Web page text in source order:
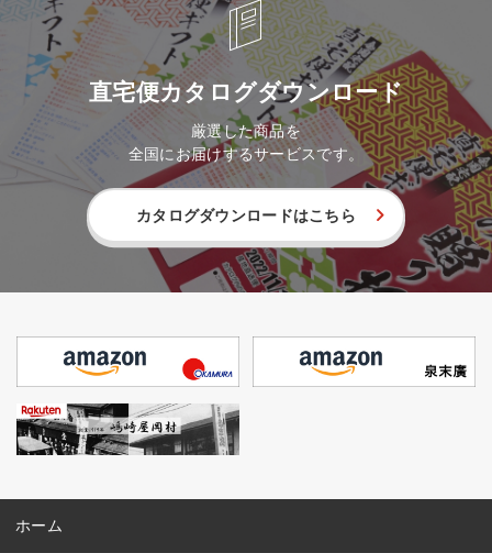
直宅便カタログダウンロード
厳選した商品を
全国にお届けするサービスです。
カタログダウンロードはこちら
ホーム